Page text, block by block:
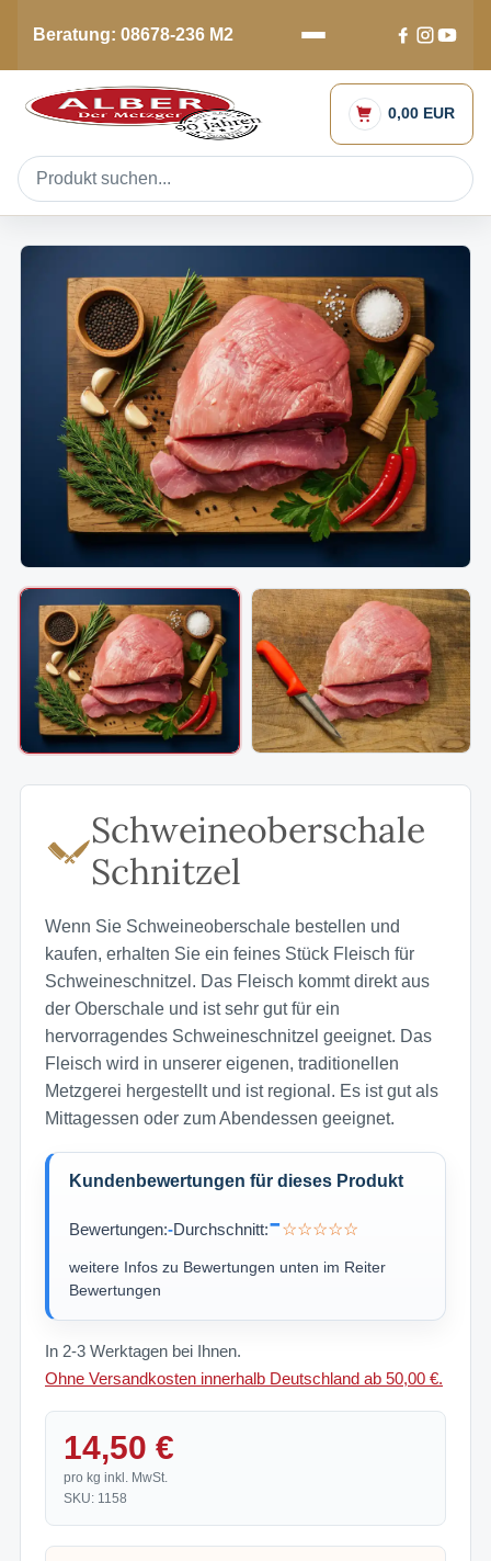
Beratung: 08678-236 M2
0,00 EUR
Schweineoberschale
Schnitzel
Wenn Sie Schweineoberschale bestellen und
kaufen, erhalten Sie ein feines Stück Fleisch für
Schweineschnitzel. Das Fleisch kommt direkt aus
der Oberschale und ist sehr gut für ein
hervorragendes Schweineschnitzel geeignet. Das
Fleisch wird in unserer eigenen, traditionellen
Metzgerei hergestellt und ist regional. Es ist gut als
Mittagessen oder zum Abendessen geeignet.
Kundenbewertungen für dieses Produkt
Bewertungen:-Durchschnitt:-☆☆☆☆☆
weitere Infos zu Bewertungen unten im Reiter
Bewertungen
In 2-3 Werktagen bei Ihnen.
Ohne Versandkosten innerhalb Deutschland ab 50,00 €.
14,50 €
pro kg inkl. MwSt.
SKU: 1158